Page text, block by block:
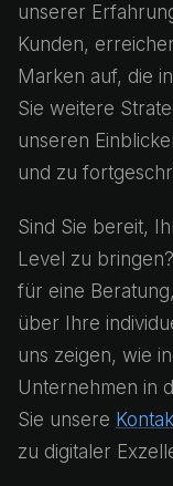
unserer
Kunden,
Marken auf, die
Sie weitere
unseren
und zu
Sind Sie bereit,
Level zu
für eine
über Ihre
uns zeigen, wie
Unternehmen in
Sie unsere
zu digitaler